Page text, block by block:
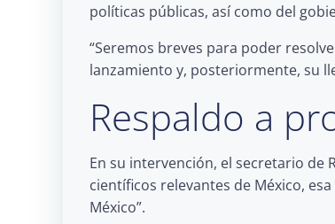
políticas públicas, así como del
“Seremos breves para poder
lanzamiento y, posteriormente, su
Respaldo a
En su intervención, el secretario de
científicos relevantes de México,
México”.